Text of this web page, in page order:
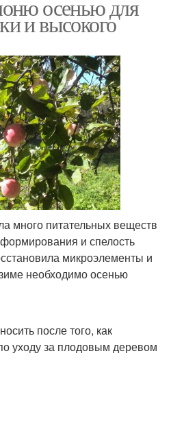
осенью для
и высокого
много питательных веществ
и спелость
микроэлементы и
необходимо осенью
после того, как
уходу за плодовым деревом